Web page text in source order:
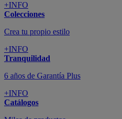
+INFO
Colecciones
Crea tu propio estilo
+INFO
Tranquilidad
6 años de Garantía Plus
+INFO
Catálogos